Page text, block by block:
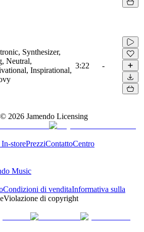
Synthesizer,
Neutral,
Inspirational,
3:22 -
© 2026 Jamendo Licensing
storePrezziContattoCentro
Music
Condizioni di venditaInformativa sulla
Violazione di copyright